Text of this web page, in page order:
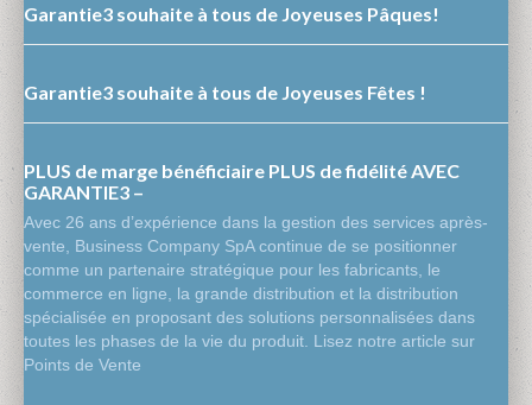
Garantie3 souhaite à tous de Joyeuses Pâques!
Garantie3 souhaite à tous de Joyeuses Fêtes !
PLUS de marge bénéficiaire PLUS de fidélité AVEC
GARANTIE3 –
Avec 26 ans d’expérience dans la gestion des services après-
vente, Business Company SpA continue de se positionner
comme un partenaire stratégique pour les fabricants, le
commerce en ligne, la grande distribution et la distribution
spécialisée en proposant des solutions personnalisées dans
toutes les phases de la vie du produit. Lisez notre article sur
Points de Vente